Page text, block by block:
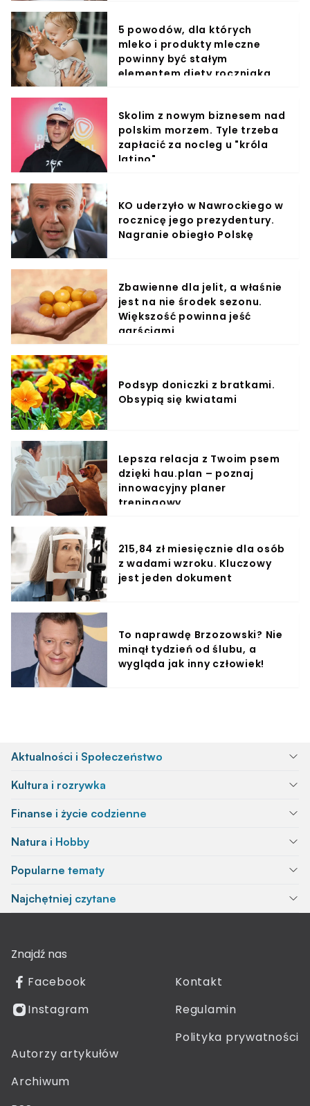
5 powodów, dla których
mleko i produkty mleczne
powinny być stałym
elementem diety roczniaka
Skolim z nowym biznesem nad
polskim morzem. Tyle trzeba
zapłacić za nocleg u "króla
latino"
KO uderzyło w Nawrockiego w
rocznicę jego prezydentury.
Nagranie obiegło Polskę
Zbawienne dla jelit, a właśnie
jest na nie środek sezonu.
Większość powinna jeść
garściami
Podsyp doniczki z bratkami.
Obsypią się kwiatami
Lepsza relacja z Twoim psem
dzięki hau.plan – poznaj
innowacyjny planer
treningowy
215,84 zł miesięcznie dla osób
z wadami wzroku. Kluczowy
jest jeden dokument
To naprawdę Brzozowski? Nie
minął tydzień od ślubu, a
wygląda jak inny człowiek!
Aktualności i Społeczeństwo
Kultura i rozrywka
Finanse i życie codzienne
Natura i Hobby
Popularne tematy
Najchętniej czytane
Znajdź nas
Facebook
Instagram
Kontakt
Regulamin
Polityka prywatności
Autorzy artykułów
Archiwum